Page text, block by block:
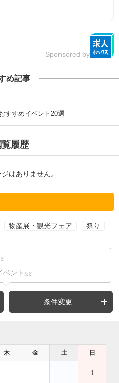
Sponsored by
め記事
すすめイベント20選
覧履歴
はありません。
物産展・観光フェア 祭り
ベント など
条件変更
木 金 土 日
1